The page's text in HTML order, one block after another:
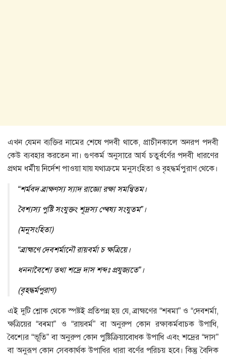
এখন যেমন ব্যক্তির নামের শেষে পদবী থাকে, প্রাচীনকালে অনরপ পদবী
কেউ ব্যবহার করতেন না। গুণকর্ম অনুসারে আর্য চতুর্বর্ণের পদবী ধারণের
প্রথম ধর্মীয় নির্দেশ পাওয়া যায় যথাক্রমে মনুসংহিতা ও বৃহদ্ধর্মপুরাণ থেকে।
“শর্মবদ ব্রাক্ষণস্য স্যাদ রাজ্ঞাে রক্ষা সমন্বিতম।
বৈশ্যস্য পুষ্টি সংযুক্তং শূদ্রস্য প্ৰেষ্য সংযুতম”।
(মনুসংহিতা)
“ব্রাহ্মণে দেবশর্মানৌ রায়বর্মা চ ক্ষত্রিয়ে।
ধননাবৈশ্যে তথা শদ্রে দাস শব্দঃ প্রযুজ্যতে”।
(বৃহদ্ধর্মপুরাণ)
এই দুটি শ্লোক থেকে স্পষ্টই প্রতিপন্ন হয় যে, ব্রাহ্মণের “শৰ্মা” ও “দেবশর্মা,
ক্ষত্রিয়ের “বৰ্মা” ও “রায়বর্ম” বা অনুরুপ কোন রক্ষাকর্মবাচক উপাধি,
বৈশ্যের “ভূতি” বা অনুরুপ কোন পুষ্টিক্রিয়াবােধক উপাধি এবং শদ্রের “দাস”
বা অনুরূপ কোন সেবকার্থক উপাধির ধারা বর্ণের পরিচয় হবে। কিন্তু বৈদিক